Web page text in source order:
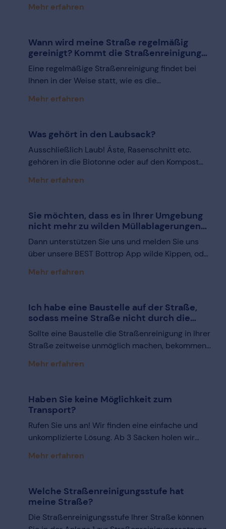
der BEST AöR vor und erläutern ihre Funktionen.
entsprechende Kleidung! Sollten Sie Interesse an
einem Besichtigungstermin haben, so rufen Sie
uns an unter Telefon: 02041/796931
Mehr erfahren
Wann wird meine Straße regelmäßig
gereinigt? Kommt die Straßenreinigung
immer zur gleichen Zeit am gleichen
Wochentag?
Eine regelmäßige Straßenreinigung findet bei
Ihnen in der Weise statt, wie es die
Anlagen vorsehen. Die Straßenreinigungsteams
immer am selben Wochentag oder zu derselben
Uhrzeit. Dies ist aufgrund eines vielfältigen
Betriebsablaufes nicht zu gewährleisten.
Mehr erfahren
Was gehört in den Laubsack?
Ausschließlich Laub! Äste, Rasenschnitt etc.
gehören in die Biotonne oder auf den Kompost
Recyclinghöfen abgegeben werden.
Mehr erfahren
Sie möchten, dass es in Ihrer Umgebung
nicht mehr zu wilden Müllablagerungen
kommt?
Dann unterstützen Sie uns und melden Sie uns
über unsere BEST Bottrop App wilde Kippen, oder
Mehr erfahren
Ich habe eine Baustelle auf der Straße,
sodass meine Straße nicht durch die
BEST AöR gereinigt werden kann.
Bekomme ich die Gebühren für den
Zeitraum der ausgefallenen
Straßenreinigung erstattet?
Sollte eine Baustelle die Straßenreinigung in Ihrer
Straße zeitweise unmöglich machen, bekommen
Antrag erstattet. Verhalten Sie sich bitte, wie
Sodann stellen Sie einen formlosen Antrag an die
BEST AöR und geben an, dass Sie eine
Gebührenerstattung wegen der ausgefallenen
Straßenreinigung verlangen. Geben Sie zudem
den Zeitraum der Baustelle und Ihre Adresse,
sowie am besten das Kassenzeichen Ihres
zurückerstatten.
Mehr erfahren
Haben Sie keine Möglichkeit zum
Transport?
Rufen Sie uns an! Wir finden eine einfache und
unkomplizierte Lösung. Ab 3 Säcken holen wir
bei Ihnen vor der Haustür ab .
Mehr erfahren
Welche Straßenreinigungsstufe hat
meine Straße?
Die Straßenreinigungsstufe Ihrer Straße können